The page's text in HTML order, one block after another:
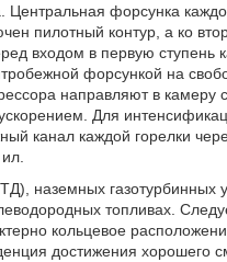
форсунка
пилотный контур, а ко
входом в первую ступень
форсункой на
направляют в камеру
Для
канал каждой горелки
наземных газотурбинных
топливах.
кольцевое
достижения хорошего